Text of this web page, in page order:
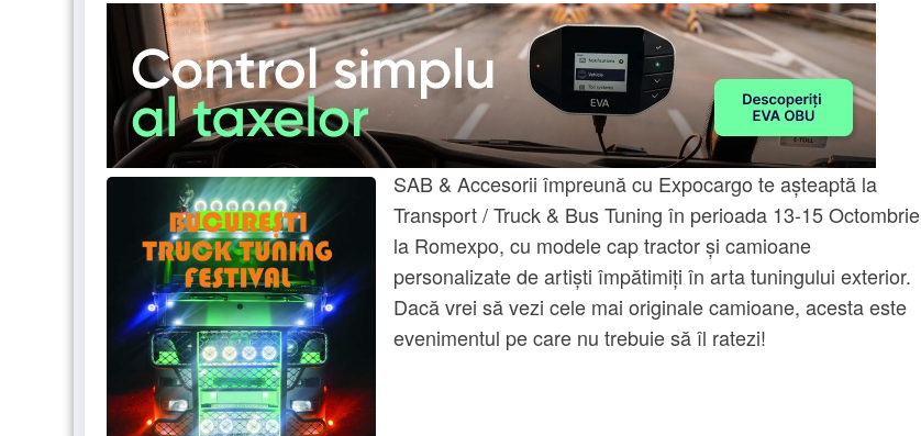
SAB & Accesorii împreună cu Expocargo te așteaptă la
Transport / Truck & Bus Tuning în perioada 13-15 Octombrie
la Romexpo, cu modele cap tractor și camioane
personalizate de artiști împătimiți în arta tuningului exterior.
Dacă vrei să vezi cele mai originale camioane, acesta este
evenimentul pe care nu trebuie să îl ratezi!